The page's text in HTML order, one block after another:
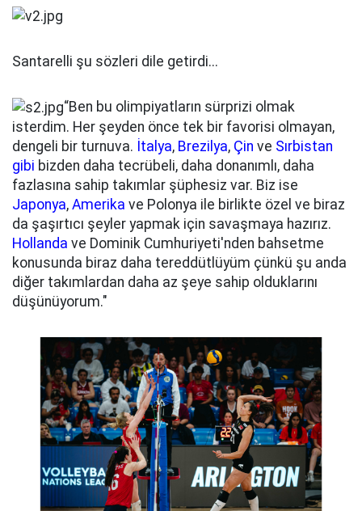
Santarelli şu sözleri dile getirdi...
“Ben bu olimpiyatların sürprizi olmak
isterdim. Her şeyden önce tek bir favorisi olmayan,
dengeli bir turnuva. İtalya, Brezilya, Çin ve Sırbistan
gibi bizden daha tecrübeli, daha donanımlı, daha
fazlasına sahip takımlar şüphesiz var. Biz ise
Japonya, Amerika ve Polonya ile birlikte özel ve biraz
da şaşırtıcı şeyler yapmak için savaşmaya hazırız.
Hollanda ve Dominik Cumhuriyeti'nden bahsetme
konusunda biraz daha tereddütlüyüm çünkü şu anda
diğer takımlardan daha az şeye sahip olduklarını
düşünüyorum."